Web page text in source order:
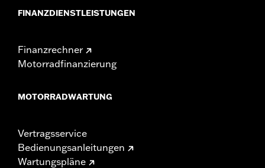
FINANZDIENSTLEISTUNGEN
Finanzrechner
Motorradfinanzierung
MOTORRADWARTUNG
Vertragsservice
Bedienungsanleitungen
Wartungspläne